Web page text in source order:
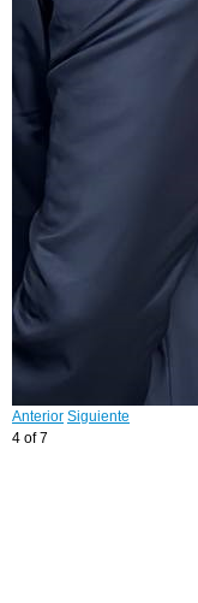
Anterior Siguiente
4 of 7